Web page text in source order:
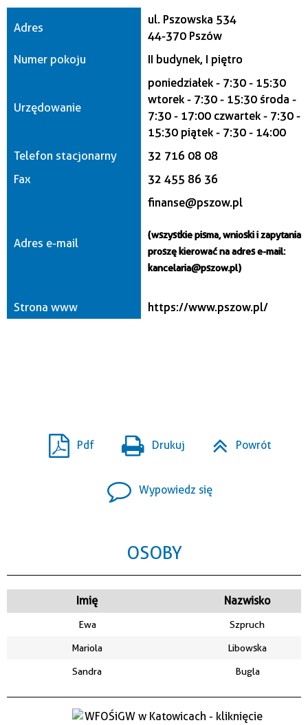
Adres
ul. Pszowska 534
44-370 Pszów
Numer pokoju
II budynek, I piętro
Urzędowanie
poniedziałek - 7:30 - 15:30
wtorek - 7:30 - 15:30 środa -
7:30 - 17:00 czwartek - 7:30 -
15:30 piątek - 7:30 - 14:00
Telefon stacjonarny
32 716 08 08
Fax
32 455 86 36
Adres e-mail
finanse@pszow.pl
(wszystkie pisma, wnioski i zapytania
proszę kierować na adres e-mail:
kancelaria@pszow.pl)
Strona www https://www.pszow.pl/
Pdf Drukuj Powrót
Wypowiedz się
OSOBY
Imię Nazwisko
Ewa Szpruch
Mariola Libowska
Sandra Bugla